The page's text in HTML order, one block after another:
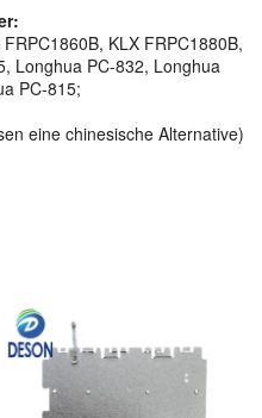
KLX FRPC1880B,
Longhua PC-832, Longhua
PC-815;
eine chinesische Alternative)